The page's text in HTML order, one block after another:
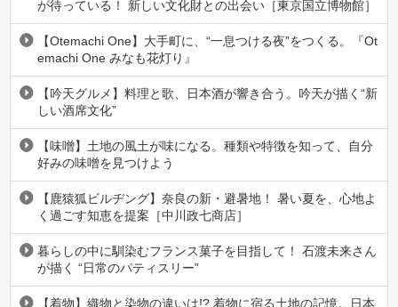
が待っている！ 新しい文化財との出会い［東京国立博物館］
【Otemachi One】大手町に、“一息つける夜”をつくる。『Ot
emachi One みなも花灯り』
【吟天グルメ】料理と歌、日本酒が響き合う。吟天が描く“新
しい酒席文化”
【味噌】土地の風土が味になる。種類や特徴を知って、自分
好みの味噌を見つけよう
【鹿猿狐ビルヂング】奈良の新・避暑地！ 暑い夏を、心地よ
く過ごす知恵を提案［中川政七商店］
暮らしの中に馴染むフランス菓子を目指して！ 石渡未来さん
が描く “日常のパティスリー”
【着物】織物と染物の違いは!? 着物に宿る土地の記憶。日本